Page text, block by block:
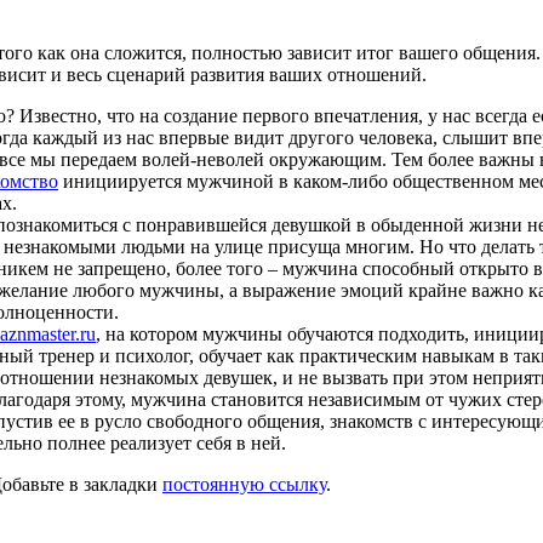
как она сложится, полностью зависит итог вашего
и весь сценарий развития ваших отношений.
Известно, что на создание первого впечатления, у нас
каждый из нас впервые видит другого человека, слышит
мы передаем волей-неволей окружающим. Тем более важны
инициируется мужчиной в каком-либо общественном
с понравившейся девушкой в обыденной
людьми на улице присуща многим. Но что
не запрещено, более того – мужчина способный
любого мужчины, а выражение эмоций крайне важно
, на котором мужчины обучаются подходить,
тренер и психолог, обучает как практическим навыкам в
незнакомых девушек, и не вызвать при этом
этому, мужчина становится независимым от чужих
ее в русло свободного общения, знакомств с
полнее реализует себя в ней.
в закладки постоянную ссылку.